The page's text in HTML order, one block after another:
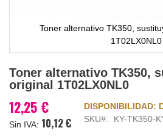
Toner alternativo TK350,
1T02LX0NL0
al
comienzo
la
galería
Toner alternativo TK350,
original 1T02LX0NL0
12,25 €
10,12 €
DISPONIBILIDAD:
SKU
KY-TK350-